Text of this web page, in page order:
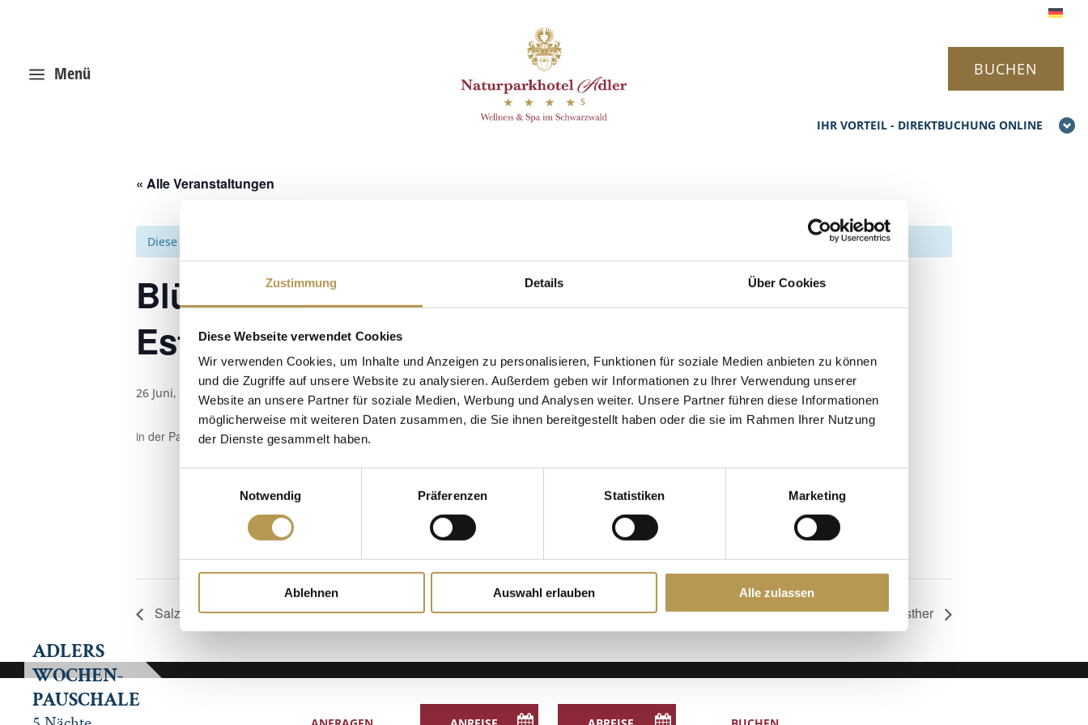
Zustimmung Details Über Cookies
Diese Webseite verwendet Cookies
Wir verwenden Cookies, um Inhalte und Anzeigen zu personalisieren, Funktionen für soziale Medien anbieten zu können
und die Zugriffe auf unsere Website zu analysieren. Außerdem geben wir Informationen zu Ihrer Verwendung unserer
Website an unsere Partner für soziale Medien, Werbung und Analysen weiter. Unsere Partner führen diese Informationen
möglicherweise mit weiteren Daten zusammen, die Sie ihnen bereitgestellt haben oder die sie im Rahmen Ihrer Nutzung
der Dienste gesammelt haben.
Notwendig
Präferenzen Statistiken Marketing
Ablehnen Auswahl erlauben Alle zulassen
IHR VORTEIL - DIREKTBUCHUNG ONLINE
ADLERS
WOCHEN-
PAUSCHALE
a Menü BUCHEN
« Alle Veranstaltungen
Diese Veranstaltung hat bereits stattgefunden.
Blütenhauch Aufguss mit zartem Rosenduft mit
Esther
26 Juni, 14:30- 14:45
in der Panoramasauna
Zum Kalender hinzufügen
Datum:
Zeit:
Salzpeeling mit Esther Entspannung für Körper, Geist & Seele mit Esther